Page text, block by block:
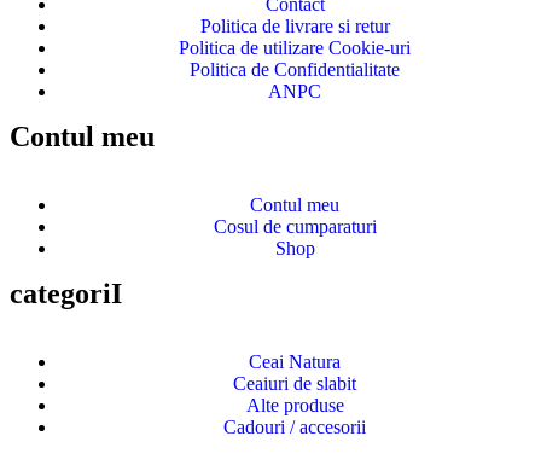
Contact
Politica de livrare si retur
Politica de utilizare Cookie-uri
Politica de Confidentialitate
ANPC
Contul meu
Contul meu
Cosul de cumparaturi
Shop
categoriI
Ceai Natura
Ceaiuri de slabit
Alte produse
Cadouri / accesorii